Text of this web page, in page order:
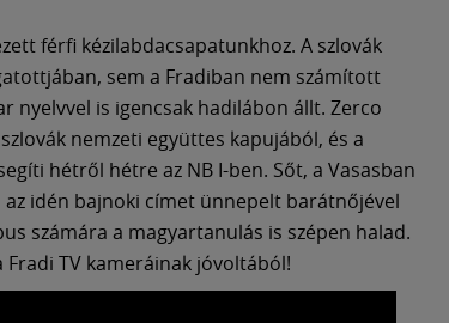
férfi kézilabdacsapatunkhoz. A szlovák
sem a Fradiban nem számított
nyelvvel is igencsak hadilábon állt. Zerco
nemzeti együttes kapujából, és a
hétről hétre az NB I-ben. Sőt, a Vasasban
idén bajnoki címet ünnepelt barátnőjével
számára a magyartanulás is szépen halad.
TV kameráinak jóvoltából!